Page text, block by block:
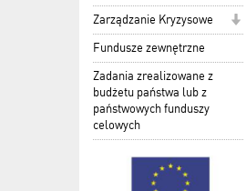
Zarządzanie Kryzysowe
Fundusze zewnętrzne
Zadania zrealizowane z
budżetu państwa lub z
państwowych funduszy
celowych